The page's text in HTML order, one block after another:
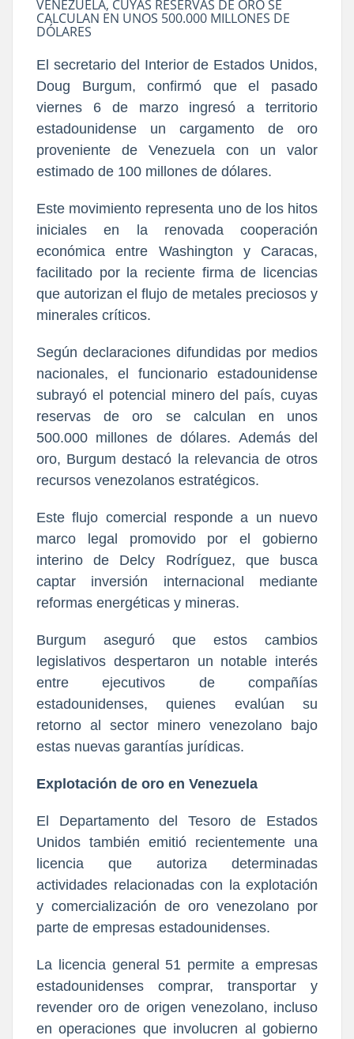
VENEZUELA, CUYAS RESERVAS DE ORO SE
CALCULAN EN UNOS 500.000 MILLONES DE
DÓLARES
El secretario del Interior de Estados Unidos,
Doug Burgum, confirmó que el pasado
viernes 6 de marzo ingresó a territorio
estadounidense un cargamento de oro
proveniente de Venezuela con un valor
estimado de 100 millones de dólares.
Este movimiento representa uno de los hitos
iniciales en la renovada cooperación
económica entre Washington y Caracas,
facilitado por la reciente firma de licencias
que autorizan el flujo de metales preciosos y
minerales críticos.
Según declaraciones difundidas por medios
nacionales, el funcionario estadounidense
subrayó el potencial minero del país, cuyas
reservas de oro se calculan en unos
500.000 millones de dólares. Además del
oro, Burgum destacó la relevancia de otros
recursos venezolanos estratégicos.
Este flujo comercial responde a un nuevo
marco legal promovido por el gobierno
interino de Delcy Rodríguez, que busca
captar inversión internacional mediante
reformas energéticas y mineras.
Burgum aseguró que estos cambios
legislativos despertaron un notable interés
entre ejecutivos de compañías
estadounidenses, quienes evalúan su
retorno al sector minero venezolano bajo
estas nuevas garantías jurídicas.
Explotación de oro en Venezuela
El Departamento del Tesoro de Estados
Unidos también emitió recientemente una
licencia que autoriza determinadas
actividades relacionadas con la explotación
y comercialización de oro venezolano por
parte de empresas estadounidenses.
La licencia general 51 permite a empresas
estadounidenses comprar, transportar y
revender oro de origen venezolano, incluso
en operaciones que involucren al gobierno